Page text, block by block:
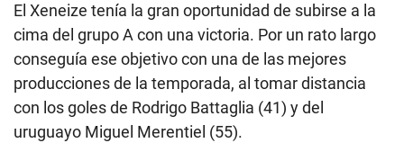
El Xeneize tenía la gran oportunidad de subirse a la
cima del grupo A con una victoria. Por un rato largo
conseguía ese objetivo con una de las mejores
producciones de la temporada, al tomar distancia
con los goles de Rodrigo Battaglia (41) y del
uruguayo Miguel Merentiel (55).